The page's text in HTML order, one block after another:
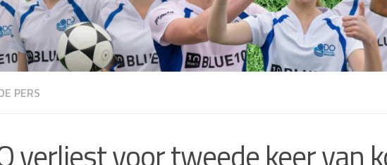
PERS
verliest voor tweede keer van